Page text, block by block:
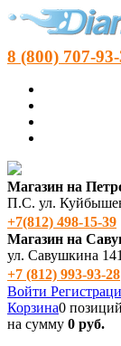
8 (800) 707-
Магазин на
П.С. ул.
+7(812) 498‑15-39
Магазин на
ул. Савушкина
+7 (812) 993-93-28
Войти
Корзина0 позиций
на сумму 0 руб.